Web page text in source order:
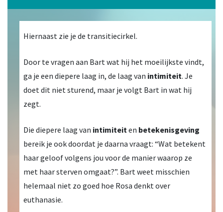
Hiernaast zie je de transitiecirkel.
Door te vragen aan Bart wat hij het moeilijkste vindt,
ga je een diepere laag in, de laag van intimiteit. Je
doet dit niet sturend, maar je volgt Bart in wat hij
zegt.
Die diepere laag van intimiteiten betekenisgeving
bereik je ook doordat je daarna vraagt: “Wat betekent
haar geloof volgens jou voor de manier waarop ze
met haar sterven omgaat?”. Bart weet misschien
helemaal niet zo goed hoe Rosa denkt over
euthanasie.